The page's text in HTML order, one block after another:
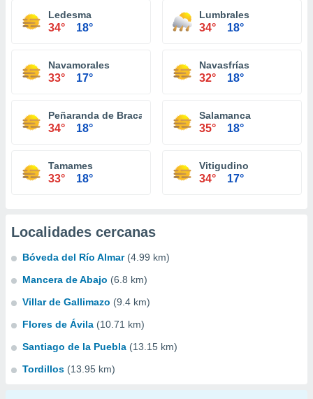
Ledesma
34° 18°
Lumbrales
34° 18°
Navamorales
33° 17°
Navasfrías
32° 18°
Peñaranda de Bracamonte
34° 18°
Salamanca
35° 18°
Tamames
33° 18°
Vitigudino
34° 17°
Localidades cercanas
Bóveda del Río Almar (4.99 km)
Mancera de Abajo (6.8 km)
Villar de Gallimazo (9.4 km)
Flores de Ávila (10.71 km)
Santiago de la Puebla (13.15 km)
Tordillos (13.95 km)